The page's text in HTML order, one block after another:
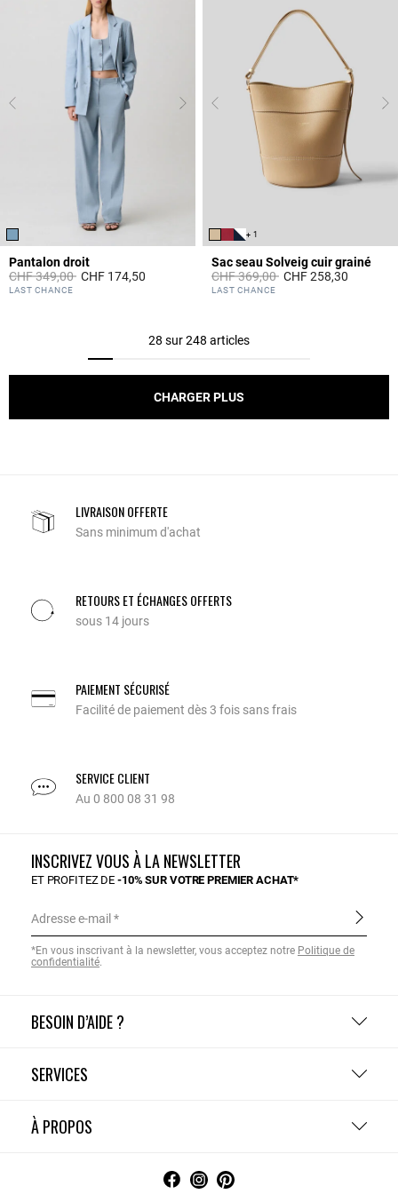
Pantalon droit
Prix réduit à partir de
CHF 349,00àCHF 174,50
5 out of 5 Customer Rating
LAST CHANCE
+ 1
Sac seau Solveig cuir grainé
Prix réduit à partir de
CHF 369,00àCHF 258,30
4.7 out of 5 Customer Rating
LAST CHANCE
28 sur 248 articles
CHARGER PLUS
LIVRAISON OFFERTE
Sans minimum d'achat
RETOURS ET ÉCHANGES OFFERTS
sous 14 jours
PAIEMENT SÉCURISÉ
Facilité de paiement dès 3 fois sans frais
SERVICE CLIENT
Au 0 800 08 31 98
BESOIN D’AIDE ?
SERVICES
À PROPOS
INSCRIVEZ VOUS À LA NEWSLETTER
ET PROFITEZ DE-10% SUR VOTRE PREMIER ACHAT*
Adresse e-mail
*En vous inscrivant à la newsletter, vous acceptez notre Politique de
confidentialité.